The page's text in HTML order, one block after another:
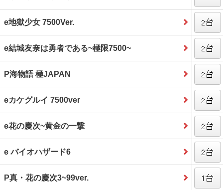
e地獄少女 7500Ver.
e結城友奈は勇者である~極限7500~
P海物語 極JAPAN
eカケグルイ 7500ver
e花の慶次~黄金の一撃
e バイオハザード6
P真・花の慶次3~99ver.